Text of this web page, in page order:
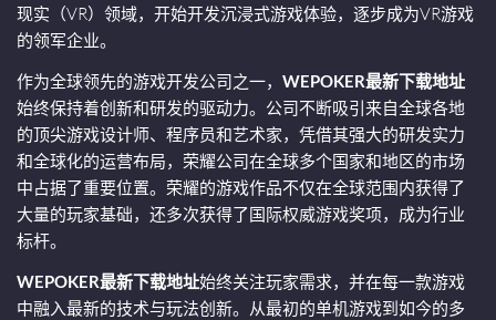
现实（VR）领域，开始开发沉浸式游戏体验，逐步成为VR游戏
的领军企业。
作为全球领先的游戏开发公司之一， WEPOKER最新下载地址
始终保持着创新和研发的驱动力。公司不断吸引来自全球各地
的顶尖游戏设计师、程序员和艺术家，凭借其强大的研发实力
和全球化的运营布局，荣耀公司在全球多个国家和地区的市场
中占据了重要位置。荣耀的游戏作品不仅在全球范围内获得了
大量的玩家基础，还多次获得了国际权威游戏奖项，成为行业
标杆。
WEPOKER最新下载地址始终关注玩家需求，并在每一款游戏
中融入最新的技术与玩法创新。从最初的单机游戏到如今的多